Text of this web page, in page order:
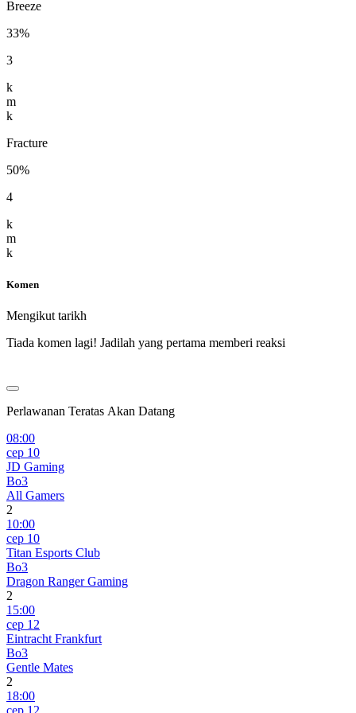
Breeze
33%
3
k
m
k
Fracture
50%
4
k
m
k
Komen
Mengikut tarikh
Tiada komen lagi! Jadilah yang pertama memberi reaksi
Perlawanan Teratas Akan Datang
08:00
сер 10
JD Gaming
Bo3
All Gamers
2
10:00
сер 10
Titan Esports Club
Bo3
Dragon Ranger Gaming
2
15:00
сер 12
Eintracht Frankfurt
Bo3
Gentle Mates
2
18:00
сер 12